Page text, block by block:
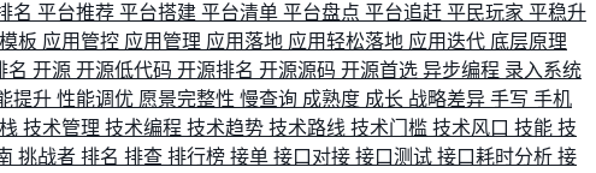
名 平台推荐 平台搭建 平台清单 平台盘点 平台追赶 平民玩家 平稳升
板 应用管控 应用管理 应用落地 应用轻松落地 应用迭代 底层原理
名 开源 开源低代码 开源排名 开源源码 开源首选 异步编程 录入系统
提升 性能调优 愿景完整性 慢查询 成熟度 成长 战略差异 手写 手机
技术管理 技术编程 技术趋势 技术路线 技术门槛 技术风口 技能 技
挑战者 排名 排查 排行榜 接单 接口对接 接口测试 接口耗时分析 接